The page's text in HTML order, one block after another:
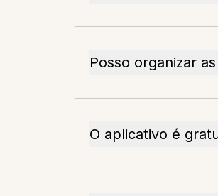
Posso organizar
O aplicativo é